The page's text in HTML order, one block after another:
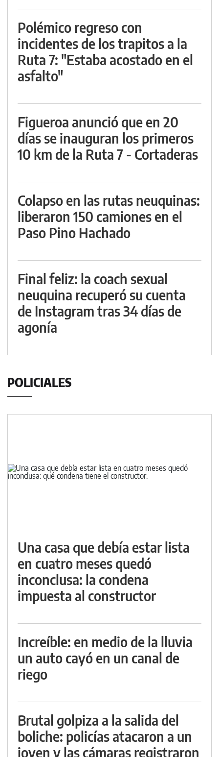
Polémico regreso con
incidentes de los trapitos a la
Ruta 7: "Estaba acostado en el
asfalto"
Figueroa anunció que en 20
días se inauguran los primeros
10 km de la Ruta 7 - Cortaderas
Colapso en las rutas neuquinas:
liberaron 150 camiones en el
Paso Pino Hachado
Final feliz: la coach sexual
neuquina recuperó su cuenta
de Instagram tras 34 días de
agonía
POLICIALES
Una casa que debía estar lista
en cuatro meses quedó
inconclusa: la condena
impuesta al constructor
Increíble: en medio de la lluvia
un auto cayó en un canal de
riego
Brutal golpiza a la salida del
boliche: policías atacaron a un
joven y las cámaras registraron